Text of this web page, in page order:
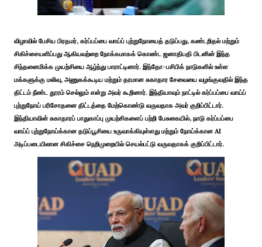
விழாவில் பேசிய பிரதமர், கர்ப்பப்பை வாய்ப் புற்றுநோயைத் தடுப்பது, கண்டறிதல் மற்றும்
சிகிச்சையளிப்பது ஆகியவற்றை நோக்கமாகக் கொண்ட ஜனாதிபதி பிடனின் இந்த
சிந்தனைமிக்க முயற்சியை ஆழ்ந்து பாராட்டினார். இந்தோ-பசிபிக் நாடுகளில் உள்ள
மக்களுக்கு மலிவு, அணுகக்கூடிய மற்றும் தரமான சுகாதார சேவையை வழங்குவதில் இந்த
திட்டம் நீண்ட தூரம் செல்லும் என்று அவர் கூறினார். இந்தியாவும் நாட்டில் கர்ப்பப்பை வாய்ப்
புற்றுநோய் பரிசோதனை திட்டத்தை மேற்கொண்டு வருவதாக அவர் குறிப்பிட்டார்.
இந்தியாவின் சுகாதாரப் பாதுகாப்பு முயற்சிகளைப் பற்றி பேசுகையில், நாடு கர்ப்பப்பை
வாய்ப் புற்றுநோய்க்கான தடுப்பூசியை உருவாக்கியுள்ளது மற்றும் நோய்க்கான AI
அடிப்படையிலான சிகிச்சை நெறிமுறையில் செயல்பட்டு வருவதாகக் குறிப்பிட்டார்.